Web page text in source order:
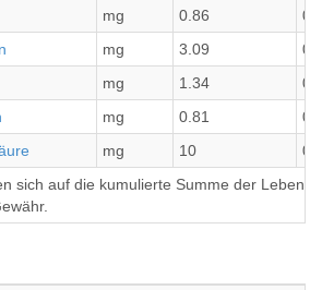
mg 0.86
mg 3.09
mg 1.34
mg 0.81
mg 10
sich auf die kumulierte Summe der